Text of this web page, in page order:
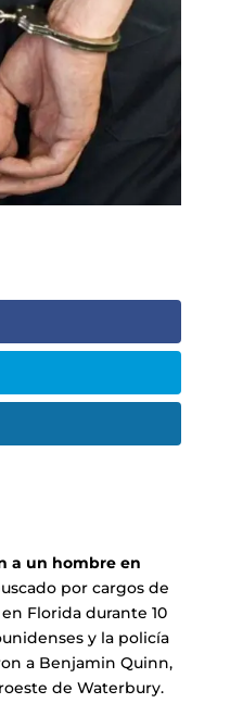
a un hombre en
por cargos de
Florida durante 10
y la policía
a Benjamin Quinn,
de Waterbury.